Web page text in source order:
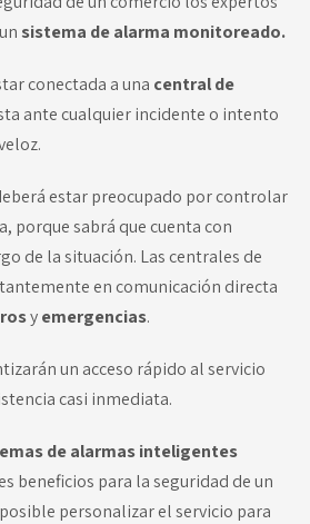
sistema de alarma monitoreado.
conectada a una central de
ante cualquier incidente o intento
estar preocupado por controlar
porque sabrá que cuenta con
de la situación. Las centrales de
en comunicación directa
yemergencias.
un acceso rápido al servicio
casi inmediata.
de alarmas inteligentes
beneficios para la seguridad de un
personalizar el servicio para